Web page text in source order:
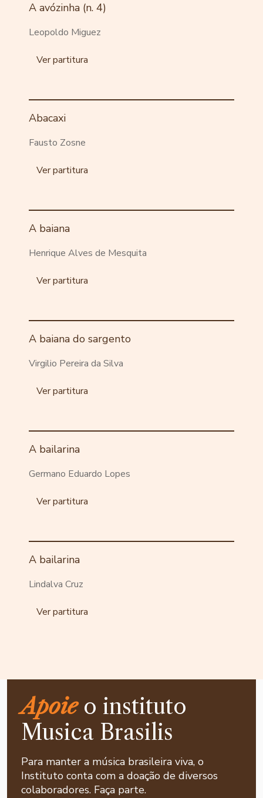
A avózinha (n. 4)
Leopoldo Miguez
Ver partitura
Abacaxi
Fausto Zosne
Ver partitura
A baiana
Henrique Alves de Mesquita
Ver partitura
A baiana do sargento
Virgilio Pereira da Silva
Ver partitura
A bailarina
Germano Eduardo Lopes
Ver partitura
A bailarina
Lindalva Cruz
Ver partitura
Apoieo instituto
Musica Brasilis
Para manter a música brasileira viva, o
Instituto conta com a doação de diversos
colaboradores. Faça parte.